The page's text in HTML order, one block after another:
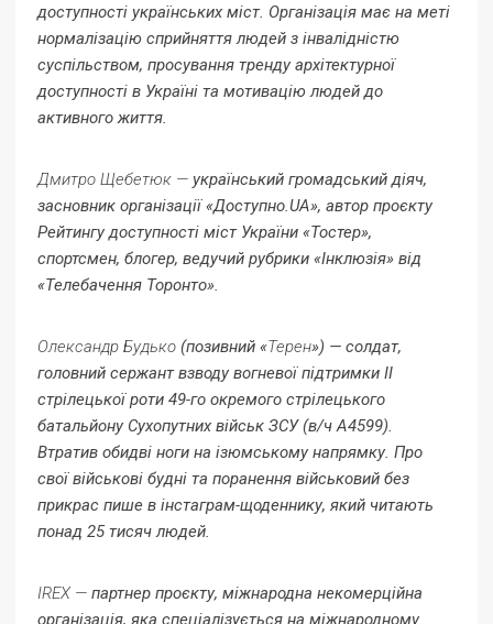
доступності українських міст. Організація має на меті
нормалізацію сприйняття людей з інвалідністю
суспільством, просування тренду архітектурної
доступності в Україні та мотивацію людей до
активного життя.
Дмитро Щебетюк — український громадський діяч,
засновник організації «Доступно.UA», автор проєкту
Рейтингу доступності міст України «Тостер»,
спортсмен, блогер, ведучий рубрики «Інклюзія» від
«Телебачення Торонто».
Олександр Будько (позивний «Терен») — солдат,
головний сержант взводу вогневої підтримки ІІ
стрілецької роти 49-го окремого стрілецького
батальйону Сухопутних військ ЗСУ (в/ч А4599).
Втратив обидві ноги на ізюмському напрямку. Про
свої військові будні та поранення військовий без
прикрас пише в інстаграм-щоденнику, який читають
понад 25 тисяч людей.
IREX — партнер проєкту, міжнародна некомерційна
організація, яка спеціалізується на міжнародному